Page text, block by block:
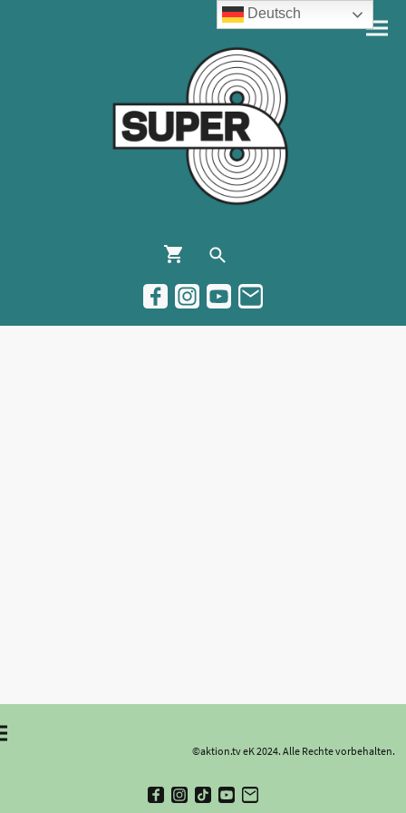
©aktion.tv eK 2024. Alle Rechte vorbehalten.
Deutsch